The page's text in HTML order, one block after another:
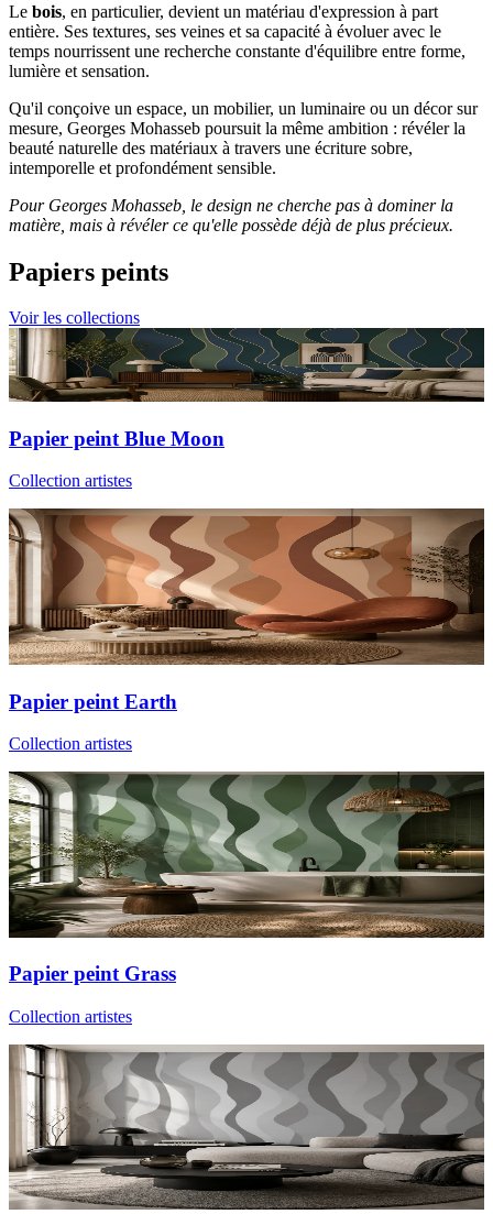
Le bois, en particulier, devient un matériau d'expression à part
entière. Ses textures, ses veines et sa capacité à évoluer avec le
temps nourrissent une recherche constante d'équilibre entre forme,
lumière et sensation.
Qu'il conçoive un espace, un mobilier, un luminaire ou un décor sur
mesure, Georges Mohasseb poursuit la même ambition : révéler la
beauté naturelle des matériaux à travers une écriture sobre,
intemporelle et profondément sensible.
Pour Georges Mohasseb, le design ne cherche pas à dominer la
matière, mais à révéler ce qu'elle possède déjà de plus précieux.
Papiers peints
Voir les collections
Papier peint Blue Moon
Collection artistes
Papier peint Earth
Collection artistes
Papier peint Grass
Collection artistes